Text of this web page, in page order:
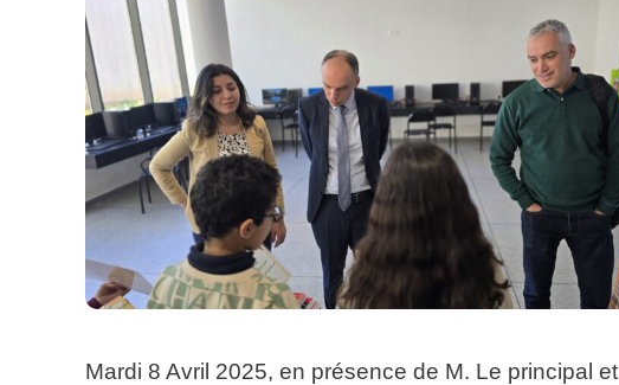
Mardi 8 Avril 2025, en présence de M. Le principal